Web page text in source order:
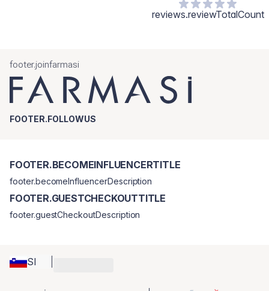
gladek nanos in prožen oprijem. Ricinusovo olje podpira moč in
zdravje trepalnic, lahki polimeri pa tvorijo film za dolgotrajno dolžino,
Mat tekoča šminka 08 Rose Dream:
udobno mat teksturo.
reviews.reviewTotalCount
footer.joinfarmasi
FOOTER.FOLLOWUS
SI
FOOTER.BECOMEINFLUENCERTITLE
footer.becomeInfluencerDescription
FOOTER.GUESTCHECKOUTTITLE
footer.guestCheckoutDescription